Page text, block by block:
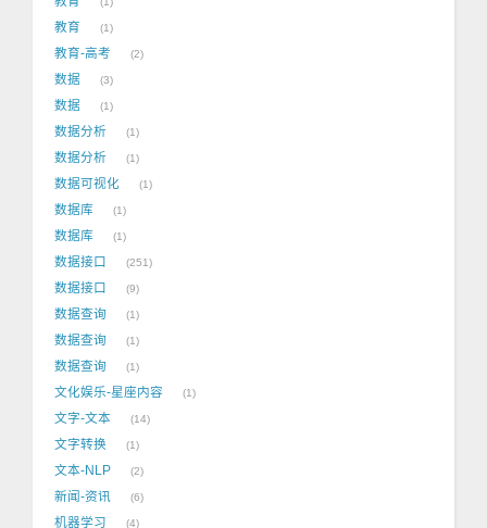
教育 1
教育-高考 2
数据 3
数据 1
数据分析 1
数据分析 1
数据可视化 1
数据库 1
数据库 1
数据接口 251
数据接口 9
数据查询 1
数据查询 1
数据查询 1
文化娱乐-星座内容 1
文字-文本 14
文字转换 1
文本-NLP 2
新闻-资讯 6
机器学习 4